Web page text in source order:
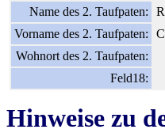
Name des 2. Taufpaten:
Vorname des 2. Taufpaten:
Wohnort des 2. Taufpaten:
Feld18:
Hinweise zu